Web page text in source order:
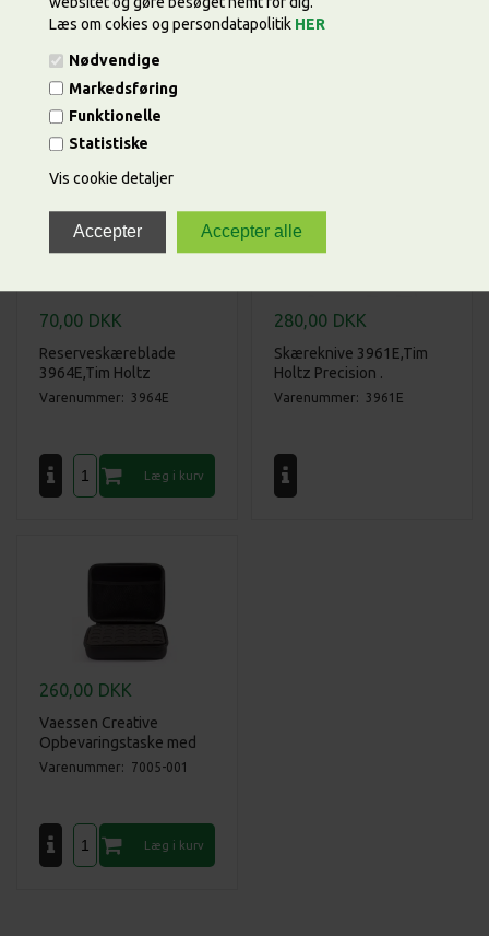
Læs om cokies og persondatapolitik HER
Nødvendige
Markedsføring
Funktionelle
Statistiske
Vis cookie detaljer
Sizzix/Tim Holtz
Varenummer: 664236
Holtz.
Varenummer: 1980E
70,00 DKK
Reserveskæreblade
3964E,Tim Holtz
Precision .
Varenummer: 3964E
280,00 DKK
Skæreknive 3961E,Tim
Holtz Precision .
Varenummer: 3961E
260,00 DKK
Vaessen Creative
Opbevaringstaske med
Alkoholblæk - 30 Flasker.
Varenummer: 7005-001